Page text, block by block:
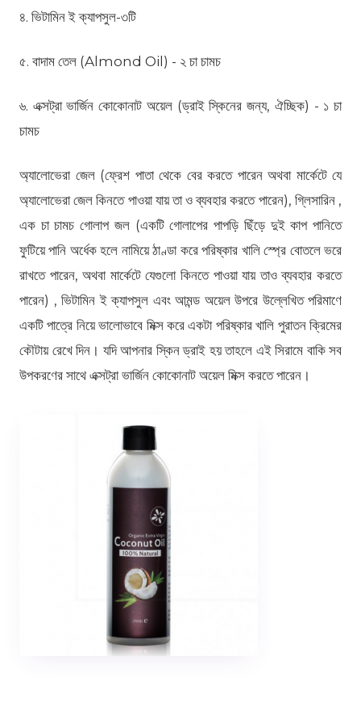
৪. ভিটামিন ই ক্যাপসুল-৩টি
৫. বাদাম তেল (Almond Oil) - ২ চা চামচ
৬. এক্সট্রা ভার্জিন কোকোনাট অয়েল (ড্রাই স্কিনের জন্য, ঐচ্ছিক) - ১ চা
চামচ
অ্যালোভেরা জেল (ফ্রেশ পাতা থেকে বের করতে পারেন অথবা মার্কেটে যে
অ্যালোভেরা জেল কিনতে পাওয়া যায় তা ও ব্যবহার করতে পারেন), গ্লিসারিন ,
এক চা চামচ গোলাপ জল (একটি গোলাপের পাপড়ি ছিঁড়ে দুই কাপ পানিতে
ফুটিয়ে পানি অর্ধেক হলে নামিয়ে ঠাণ্ডা করে পরিষ্কার খালি স্প্রে বোতলে ভরে
রাখতে পারেন, অথবা মার্কেটে যেগুলো কিনতে পাওয়া যায় তাও ব্যবহার করতে
পারেন) , ভিটামিন ই ক্যাপসুল এবং আমন্ড অয়েল উপরে উল্লেখিত পরিমাণে
একটি পাত্রে নিয়ে ভালোভাবে মিক্স করে একটা পরিষ্কার খালি পুরাতন ক্রিমের
কৌটায় রেখে দিন। যদি আপনার স্কিন ড্রাই হয় তাহলে এই সিরামে বাকি সব
উপকরণের সাথে এক্সট্রা ভার্জিন কোকোনাট অয়েল মিক্স করতে পারেন।